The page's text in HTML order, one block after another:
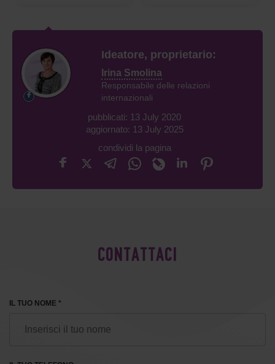
Ideatore, proprietario:
Irina Smolina
Responsabile delle relazioni
internazionali
pubblicati: 13 July 2020
aggiornato: 13 July 2025
condividi la pagina
CONTATTACI
IL TUO NOME *